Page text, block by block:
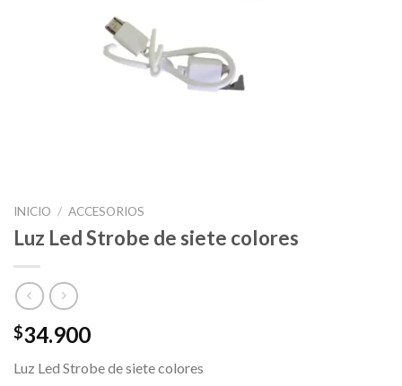
INICIO / ACCESORIOS
Luz Led Strobe de siete colores
$34.900
Luz Led Strobe de siete colores